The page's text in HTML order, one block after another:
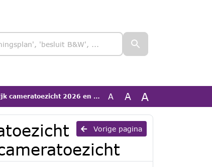
2026 en voorbereiding op vast cameratoezicht A A A
Vorige pagina